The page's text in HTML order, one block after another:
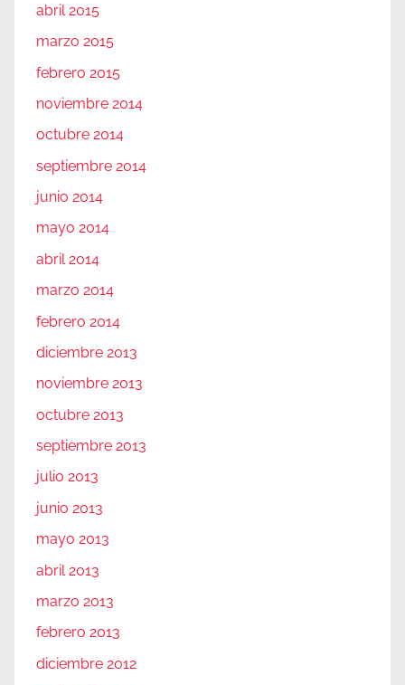
abril 2015
marzo 2015
febrero 2015
noviembre 2014
octubre 2014
septiembre 2014
junio 2014
mayo 2014
abril 2014
marzo 2014
febrero 2014
diciembre 2013
noviembre 2013
octubre 2013
septiembre 2013
julio 2013
junio 2013
mayo 2013
abril 2013
marzo 2013
febrero 2013
diciembre 2012